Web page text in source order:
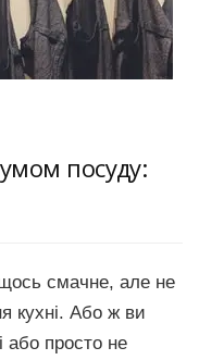
посуду:
щось смачне, але не
кухні. Або ж ви
або просто не